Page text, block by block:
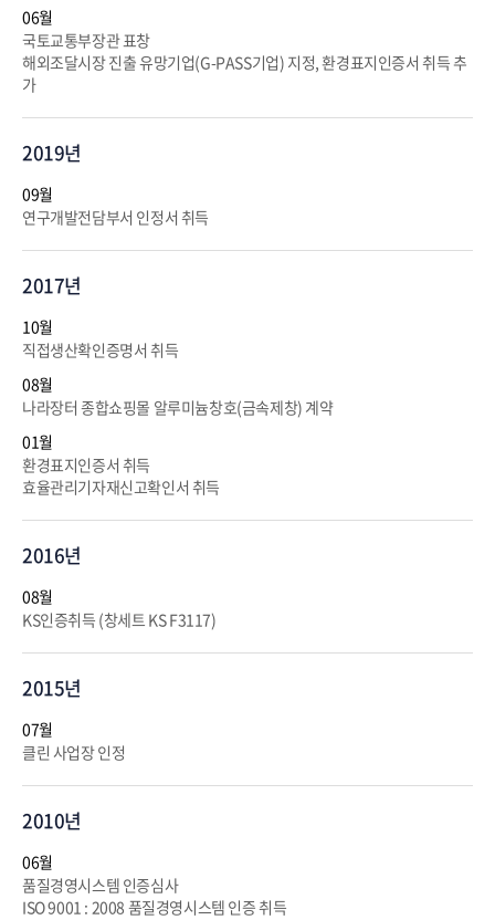
06월
국토교통부장관 표창
해외조달시장 진출 유망기업(G-PASS기업) 지정, 환경표지인증서 취득 추
가
2019년
09월
연구개발전담부서 인정서 취득
2017년
10월
직접생산확인증명서 취득
08월
나라장터 종합쇼핑몰 알루미늄창호(금속제창) 계약
01월
환경표지인증서 취득
효율관리기자재신고확인서 취득
2016년
08월
KS인증취득 (창세트 KS F3117)
2015년
07월
클린 사업장 인정
2010년
06월
품질경영시스템 인증심사
ISO 9001 : 2008 품질경영시스템 인증 취득